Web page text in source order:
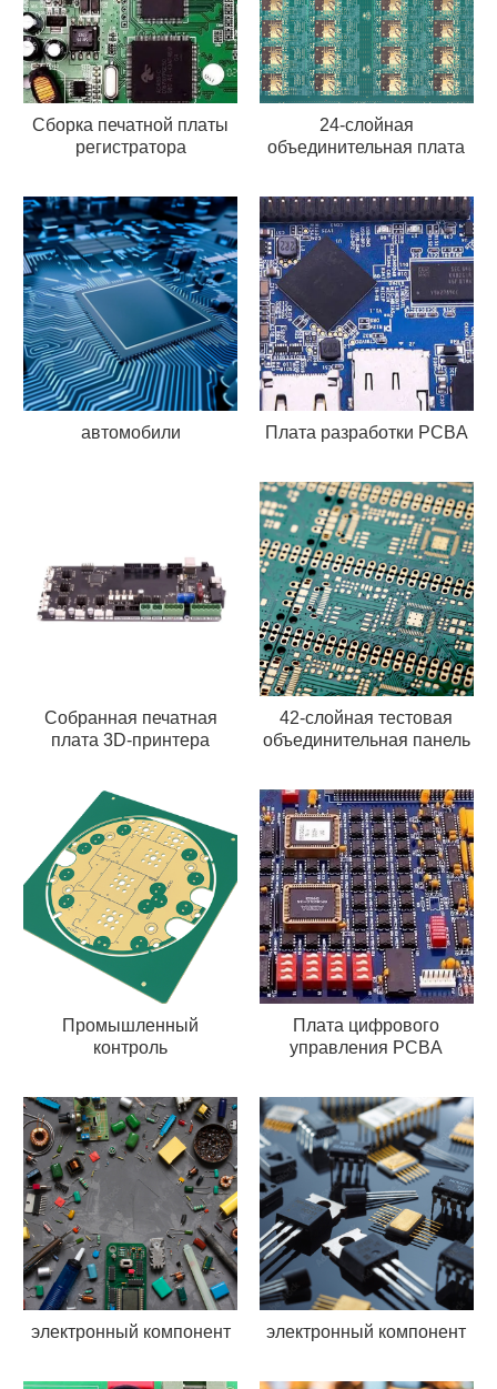
Сборка печатной платы
регистратора
24-слойная
объединительная плата
автомобили Плата разработки PCBA
Собранная печатная
плата 3D-принтера
42-слойная тестовая
объединительная панель
Промышленный
контроль
Плата цифрового
управления PCBA
электронный компонент электронный компонент